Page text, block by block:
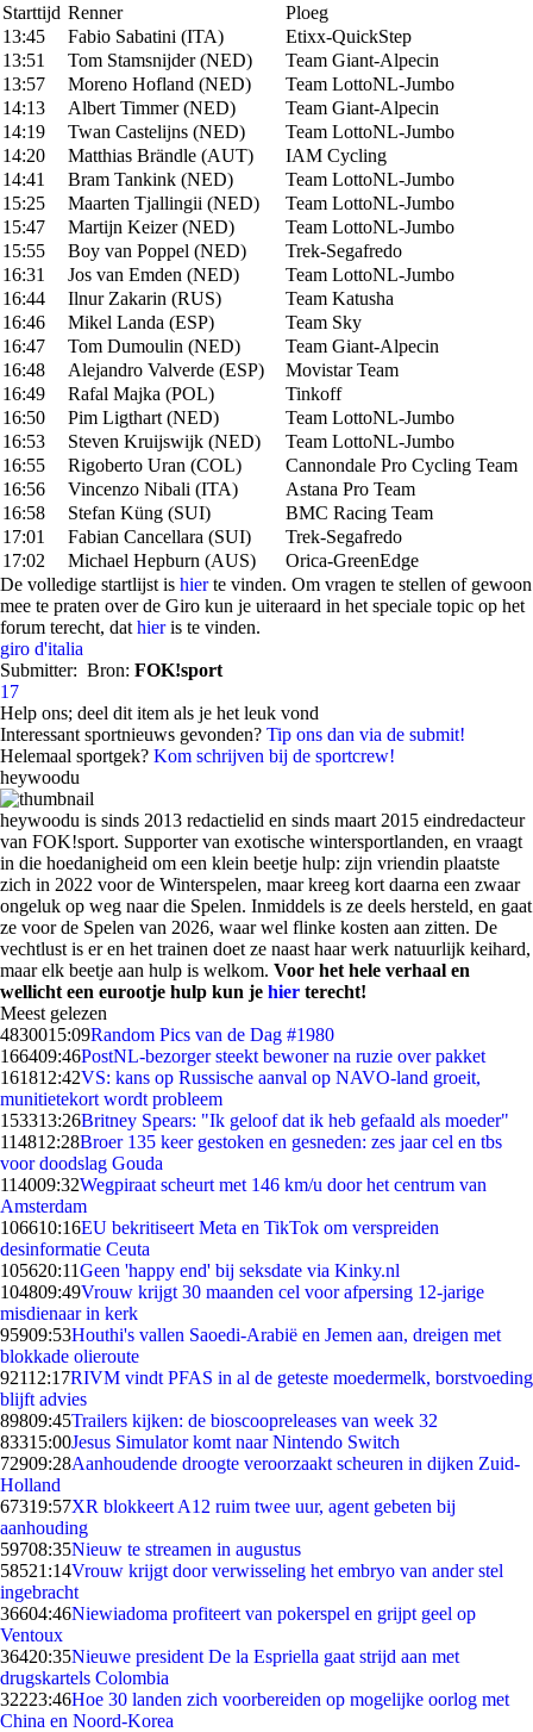
Starttijd Renner
Ploeg
13:45
Fabio Sabatini (ITA)
Etixx-QuickStep
13:51
Tom Stamsnijder (NED)
Team Giant-Alpecin
13:57
Moreno Hofland (NED)
Team LottoNL-Jumbo
14:13
Albert Timmer (NED)
Team Giant-Alpecin
14:19
Twan Castelijns (NED)
Team LottoNL-Jumbo
14:20
Matthias Brändle (AUT)
IAM Cycling
14:41
Bram Tankink (NED)
Team LottoNL-Jumbo
15:25
Maarten Tjallingii (NED)
Team LottoNL-Jumbo
15:47
Martijn Keizer (NED)
Team LottoNL-Jumbo
15:55
Boy van Poppel (NED)
Trek-Segafredo
16:31
Jos van Emden (NED)
Team LottoNL-Jumbo
16:44
Ilnur Zakarin (RUS)
Team Katusha
16:46
Mikel Landa (ESP)
Team Sky
16:47
Tom Dumoulin (NED)
Team Giant-Alpecin
16:48
Alejandro Valverde (ESP)
Movistar Team
16:49
Rafal Majka (POL)
Tinkoff
16:50
Pim Ligthart (NED)
Team LottoNL-Jumbo
16:53
Steven Kruijswijk (NED)
Team LottoNL-Jumbo
16:55
Rigoberto Uran (COL)
Cannondale Pro Cycling Team
16:56
Vincenzo Nibali (ITA)
Astana Pro Team
16:58
Stefan Küng (SUI)
BMC Racing Team
17:01
Fabian Cancellara (SUI)
Trek-Segafredo
17:02
Michael Hepburn (AUS)
Orica-GreenEdge
De volledige startlijst is hierte vinden. Om vragen te stellen of gewoon
mee te praten over de Giro kun je uiteraard in het speciale topic op het
forum terecht, dat hieris te vinden.
giro d'italia
Submitter: Bron: FOK!sport
17
Help ons; deel dit item als je het leuk vond
Interessant sportnieuws gevonden? Tip ons dan via de submit!
Helemaal sportgek? Kom schrijven bij de sportcrew!
heywoodu
heywoodu is sinds 2013 redactielid en sinds maart 2015 eindredacteur
van FOK!sport. Supporter van exotische wintersportlanden, en vraagt
in die hoedanigheid om een klein beetje hulp: zijn vriendin plaatste
zich in 2022 voor de Winterspelen, maar kreeg kort daarna een zwaar
ongeluk op weg naar die Spelen. Inmiddels is ze deels hersteld, en gaat
ze voor de Spelen van 2026, waar wel flinke kosten aan zitten. De
vechtlust is er en het trainen doet ze naast haar werk natuurlijk keihard,
maar elk beetje aan hulp is welkom. Voor het hele verhaal en
wellicht een eurootje hulp kun je hier terecht!
Meest gelezen
4830015:09Random Pics van de Dag #1980
166409:46PostNL-bezorger steekt bewoner na ruzie over pakket
161812:42VS: kans op Russische aanval op NAVO-land groeit,
munitietekort wordt probleem
153313:26Britney Spears: "Ik geloof dat ik heb gefaald als moeder"
114812:28Broer 135 keer gestoken en gesneden: zes jaar cel en tbs
voor doodslag Gouda
114009:32Wegpiraat scheurt met 146 km/u door het centrum van
Amsterdam
106610:16EU bekritiseert Meta en TikTok om verspreiden
desinformatie Ceuta
105620:11Geen 'happy end' bij seksdate via Kinky.nl
104809:49Vrouw krijgt 30 maanden cel voor afpersing 12-jarige
misdienaar in kerk
95909:53Houthi's vallen Saoedi-Arabië en Jemen aan, dreigen met
blokkade olieroute
92112:17RIVM vindt PFAS in al de geteste moedermelk, borstvoeding
blijft advies
89809:45Trailers kijken: de bioscoopreleases van week 32
83315:00Jesus Simulator komt naar Nintendo Switch
72909:28Aanhoudende droogte veroorzaakt scheuren in dijken Zuid-
Holland
67319:57XR blokkeert A12 ruim twee uur, agent gebeten bij
aanhouding
59708:35Nieuw te streamen in augustus
58521:14Vrouw krijgt door verwisseling het embryo van ander stel
ingebracht
36604:46Niewiadoma profiteert van pokerspel en grijpt geel op
Ventoux
36420:35Nieuwe president De la Espriella gaat strijd aan met
drugskartels Colombia
32223:46Hoe 30 landen zich voorbereiden op mogelijke oorlog met
China en Noord-Korea